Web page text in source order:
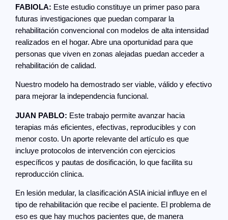
FABIOLA: Este estudio constituye un primer paso para
futuras investigaciones que puedan comparar la
rehabilitación convencional con modelos de alta intensidad
realizados en el hogar. Abre una oportunidad para que
personas que viven en zonas alejadas puedan acceder a
rehabilitación de calidad.
Nuestro modelo ha demostrado ser viable, válido y efectivo
para mejorar la independencia funcional.
JUAN PABLO: Este trabajo permite avanzar hacia
terapias más eficientes, efectivas, reproducibles y con
menor costo. Un aporte relevante del artículo es que
incluye protocolos de intervención con ejercicios
específicos y pautas de dosificación, lo que facilita su
reproducción clínica.
En lesión medular, la clasificación ASIA inicial influye en el
tipo de rehabilitación que recibe el paciente. El problema de
eso es que hay muchos pacientes que, de manera